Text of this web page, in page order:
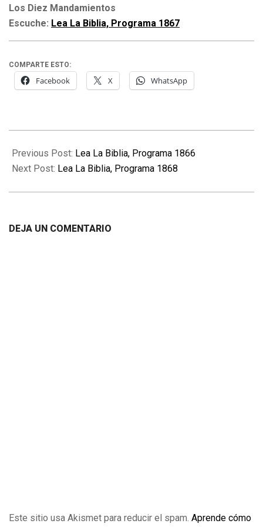
Los Diez Mandamientos
Escuche: Lea La Biblia, Programa 1867
COMPARTE ESTO:
Facebook X WhatsApp
07-
18
Previous Post: Lea La Biblia, Programa 1866
Next Post: Lea La Biblia, Programa 1868
DEJA UN COMENTARIO
Este sitio usa Akismet para reducir el spam. Aprende cómo